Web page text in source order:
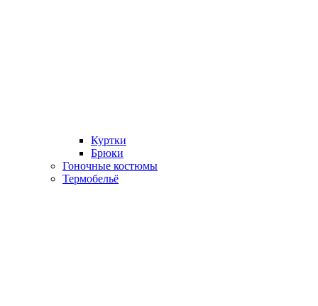
Куртки
Брюки
Гоночные костюмы
Термобельё